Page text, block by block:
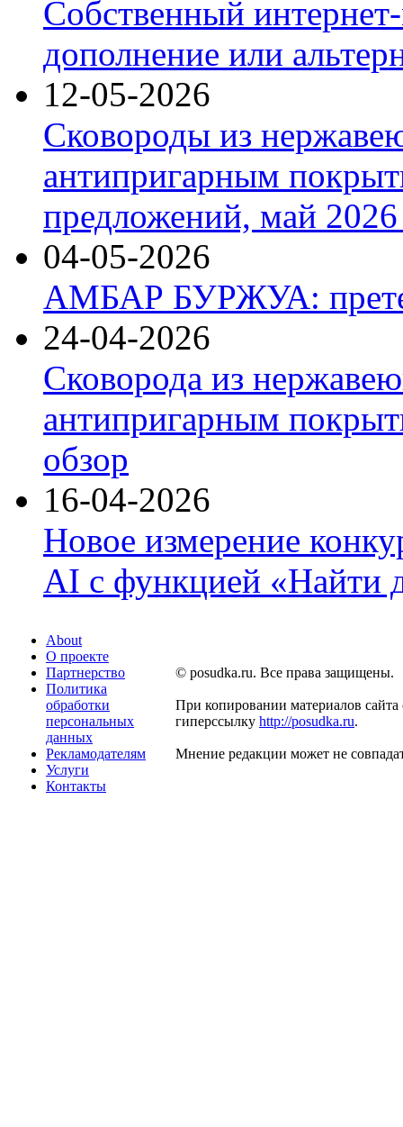
Собственный
дополнение или
12-05-2026
Сковороды из
антипригарным
предложений, май 2026
04-05-2026
АМБАР БУРЖУА:
24-04-2026
Сковорода из
антипригарным
обзор
16-04-2026
Новое измерение
AI с функцией «Найти
About
О проекте
Партнерство
Политика
обработки
персональных
данных
Рекламодателям
Услуги
Контакты
© posudka.ru. Все права защищены.
При копировании материалов сайта
гиперссылку http://posudka.ru.
Мнение редакции может не